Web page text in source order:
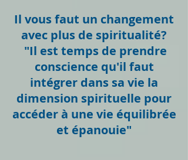
Il vous faut un changement
avec plus de spiritualité?
"Il est temps de prendre
conscience qu'il faut
intégrer dans sa vie la
dimension spirituelle pour
accéder à une vie équilibrée
et épanouie"